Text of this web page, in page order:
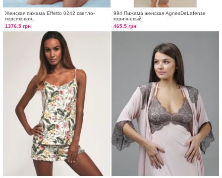
Женская пижама Effetto 0242 светло-
персиковая.
1376.5 грн
994 Пижама женская AgnesDeLafense
коричневый
465.5 грн